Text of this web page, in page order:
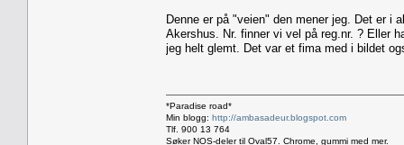
Denne er på "veien" den mener jeg. Det er i
Akershus. Nr. finner vi vel på reg.nr. ? Eller
jeg helt glemt. Det var et fima med i bildet
*Paradise road*
Min blogg: http://ambasadeur.blogspot.com
Tlf. 900 13 764
Søker NOS-deler til Oval57. Chrome, gummi med mer.